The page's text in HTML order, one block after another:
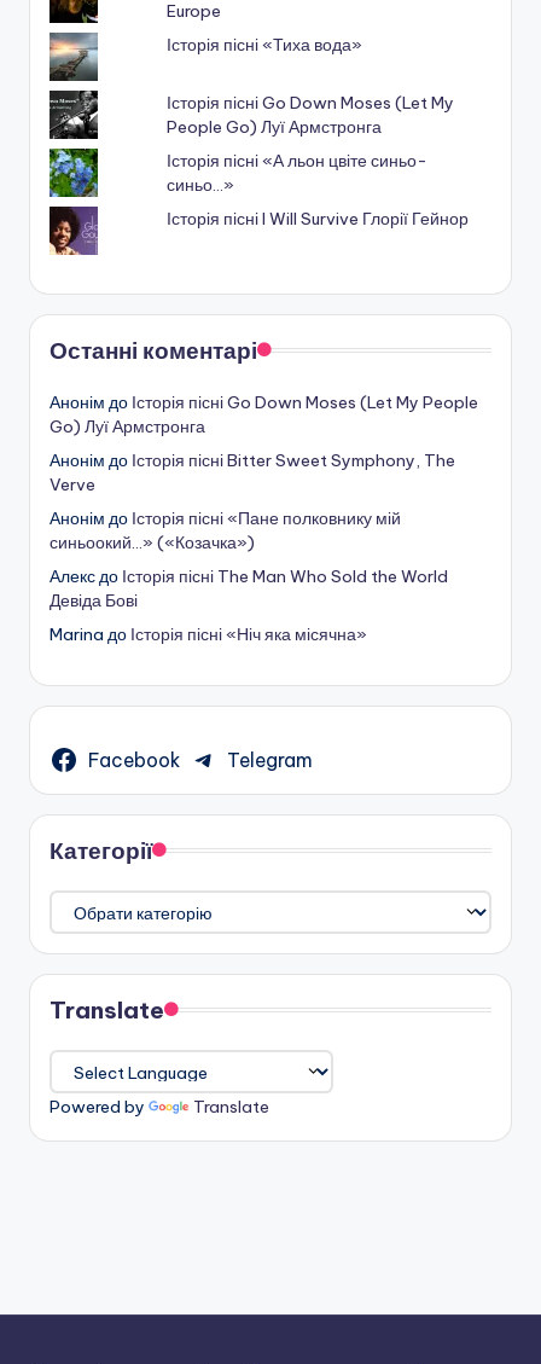
Europe
Історія пісні «Тиха вода»
Історія пісні Go Down Moses (Let My
People Go) Луї Армстронга
Історія пісні «А льон цвіте синьо-
синьо…»
Історія пісні I Will Survive Глорії Гейнор
Останні коментарі
Анонім до Історія пісні Go Down Moses (Let My People
Go) Луї Армстронга
Анонім до Історія пісні Bitter Sweet Symphony, The
Verve
Анонім до Історія пісні «Пане полковнику мій
синьоокий…» («Козачка»)
Алексдо Історія пісні The Man Who Sold the World
Девіда Бові
Marina до Історія пісні «Ніч яка місячна»
Facebook Telegram
Категорії
Категорії
Translate
Powered by Translate